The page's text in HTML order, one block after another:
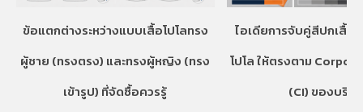
ข้อแตกต่างระหว่างแบบเสื้อโปโลทรง
ผู้ชาย (ทรงตรง) และทรงผู้หญิง (ทรง
เข้ารูป) ที่จัดซื้อควรรู้
ไอเดียการจับคู่สีปกเสื้อ
โปโล ให้ตรงตาม
(CI) ของบริษัท